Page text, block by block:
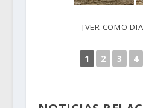
[VER COMO
1 2 3 4